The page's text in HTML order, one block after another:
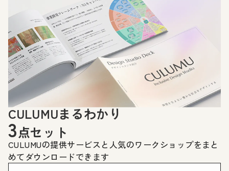
CULUMUまるわかり
3点セット
CULUMUの提供サービスと人気のワークショップをまと
めてダウンロードできます